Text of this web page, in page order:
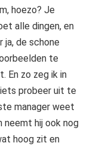
hoezo? Je
alle dingen, en
ja, de schone
te
En zo zeg ik in
probeer uit te
manager weet
hij ook nog
hoog zit en